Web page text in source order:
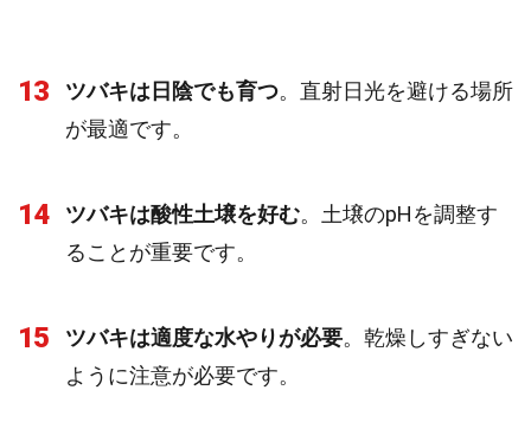
13 ツバキは日陰でも育つ。直射日光を避ける場所
が最適です。
14 ツバキは酸性土壌を好む。土壌のpHを調整す
ることが重要です。
15 ツバキは適度な水やりが必要。乾燥しすぎない
ように注意が必要です。